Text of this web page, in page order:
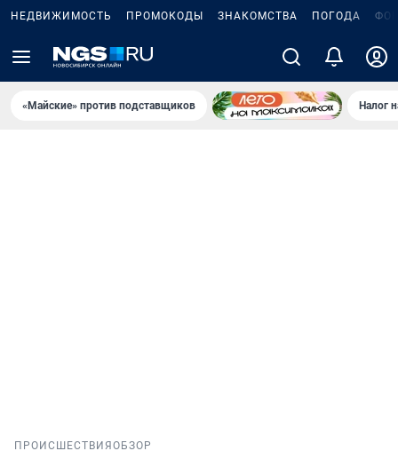
НЕДВИЖИМОСТЬ ПРОМОКОДЫ ЗНАКОМСТВА ПОГОДА
«Майские» против подставщиков Налог
ПРОИСШЕСТВИЯ ОБЗОР